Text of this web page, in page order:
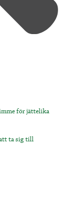
för jättelika
ta sig till